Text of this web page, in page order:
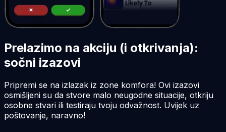
Prelazimo na akciju (i otkrivanja):
sočni izazovi
Pripremi se na izlazak iz zone komfora! Ovi izazovi
osmišljeni su da stvore malo neugodne situacije, otkriju
osobne stvari ili testiraju tvoju odvažnost. Uvijek uz
poštovanje, naravno!